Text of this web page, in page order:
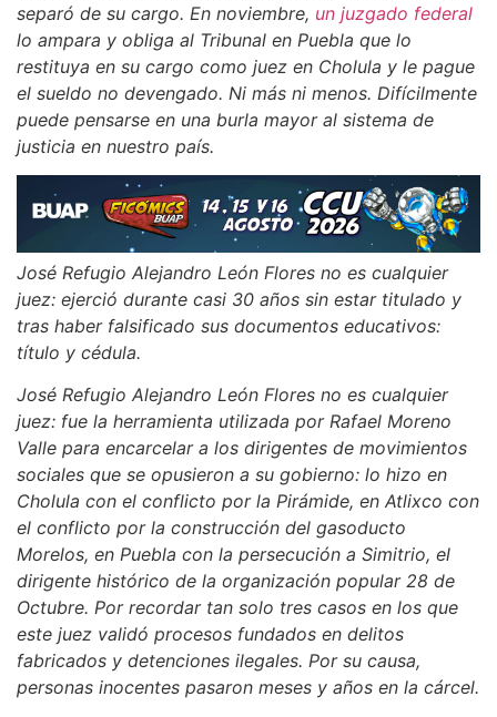
separó de su cargo. En noviembre, un juzgado federal
lo ampara y obliga al Tribunal en Puebla que lo
restituya en su cargo como juez en Cholula y le pague
el sueldo no devengado. Ni más ni menos. Difícilmente
puede pensarse en una burla mayor al sistema de
justicia en nuestro país.
José Refugio Alejandro León Flores no es cualquier
juez: ejerció durante casi 30 años sin estar titulado y
tras haber falsificado sus documentos educativos:
título y cédula.
José Refugio Alejandro León Flores no es cualquier
juez: fue la herramienta utilizada por Rafael Moreno
Valle para encarcelar a los dirigentes de movimientos
sociales que se opusieron a su gobierno: lo hizo en
Cholula con el conflicto por la Pirámide, en Atlixco con
el conflicto por la construcción del gasoducto
Morelos, en Puebla con la persecución a Simitrio, el
dirigente histórico de la organización popular 28 de
Octubre. Por recordar tan solo tres casos en los que
este juez validó procesos fundados en delitos
fabricados y detenciones ilegales. Por su causa,
personas inocentes pasaron meses y años en la cárcel.